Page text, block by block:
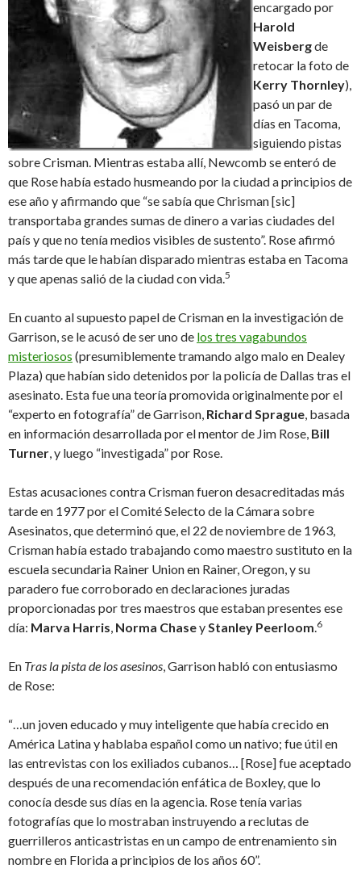
encargado por
Harold
Weisbergde
retocar la foto de
Kerry Thornley),
pasó un par de
días en Tacoma,
siguiendo pistas
sobre Crisman. Mientras estaba allí, Newcomb se enteró de
que Rose había estado husmeando por la ciudad a principios de
ese año y afirmando que “se sabía que Chrisman [sic]
transportaba grandes sumas de dinero a varias ciudades del
país y que no tenía medios visibles de sustento”. Rose afirmó
más tarde que le habían disparado mientras estaba en Tacoma
y que apenas salió de la ciudad con vida.5
En cuanto al supuesto papel de Crisman en la investigación de
Garrison, se le acusó de ser uno de los tres vagabundos
misteriosos (presumiblemente tramando algo malo en Dealey
Plaza) que habían sido detenidos por la policía de Dallas tras el
asesinato. Esta fue una teoría promovida originalmente por el
“experto en fotografía” de Garrison, Richard Sprague, basada
en información desarrollada por el mentor de Jim Rose, Bill
Turner, y luego “investigada” por Rose.
Estas acusaciones contra Crisman fueron desacreditadas más
tarde en 1977 por el Comité Selecto de la Cámara sobre
Asesinatos, que determinó que, el 22 de noviembre de 1963,
Crisman había estado trabajando como maestro sustituto en la
escuela secundaria Rainer Union en Rainer, Oregon, y su
paradero fue corroborado en declaraciones juradas
proporcionadas por tres maestros que estaban presentes ese
día: Marva Harris, Norma ChaseyStanley Peerloom.6
En Tras la pista de los asesinos, Garrison habló con entusiasmo
de Rose:
“…un joven educado y muy inteligente que había crecido en
América Latina y hablaba español como un nativo; fue útil en
las entrevistas con los exiliados cubanos… [Rose] fue aceptado
después de una recomendación enfática de Boxley, que lo
conocía desde sus días en la agencia. Rose tenía varias
fotografías que lo mostraban instruyendo a reclutas de
guerrilleros anticastristas en un campo de entrenamiento sin
nombre en Florida a principios de los años 60”.